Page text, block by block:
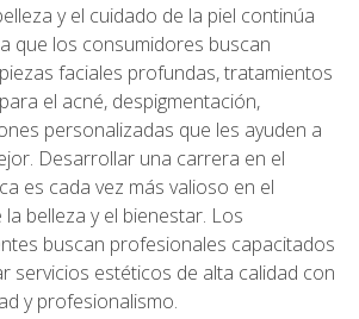
y el cuidado de la piel continúa
que los consumidores buscan
faciales profundas, tratamientos
el acné, despigmentación,
personalizadas que les ayuden a
Desarrollar una carrera en el
es cada vez más valioso en el
belleza y el bienestar. Los
buscan profesionales capacitados
servicios estéticos de alta calidad con
y profesionalismo.